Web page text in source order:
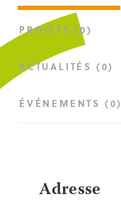
PROJETS (0)
ACTUALITÉS (0)
ÉVÉNEMENTS (0)
Adresse